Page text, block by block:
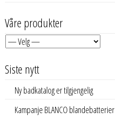
Våre produkter
Siste nytt
Ny badkatalog er tilgjengelig
Kampanje BLANCO blandebatterier